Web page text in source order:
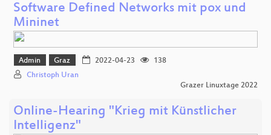
Software Defined Networks mit pox und
Mininet
Admin Graz 2022-04-23
138
Christoph Uran
Grazer Linuxtage 2022
Online-Hearing "Krieg mit Künstlicher
Intelligenz"